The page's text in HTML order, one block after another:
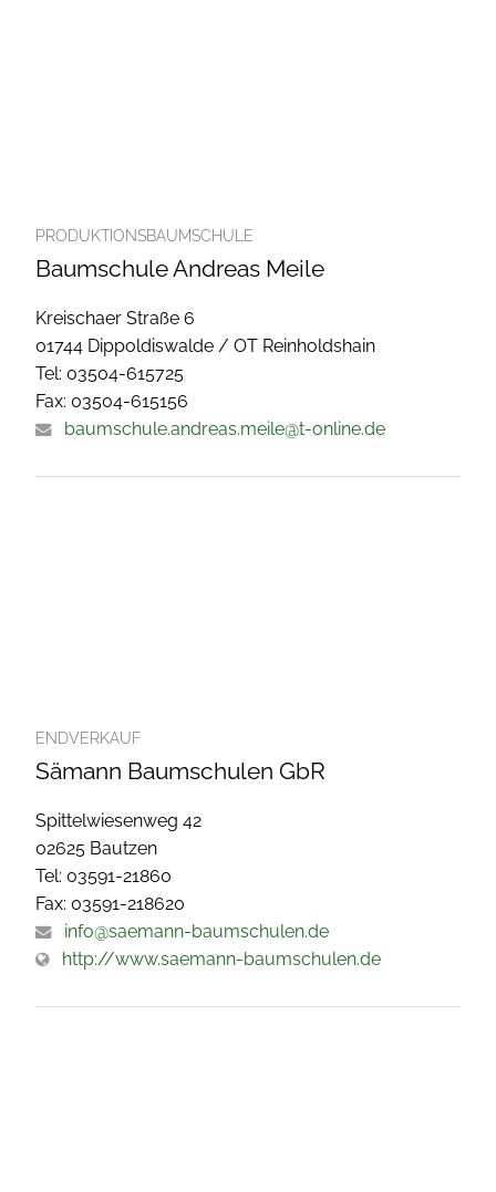
PRODUKTIONSBAUMSCHULE
Baumschule Andreas Meile
Kreischaer Straße 6
01744 Dippoldiswalde / OT Reinholdshain
Tel: 03504-615725
Fax: 03504-615156
baumschule.andreas.meile@t-online.de
ENDVERKAUF
Sämann Baumschulen GbR
Spittelwiesenweg 42
02625 Bautzen
Tel: 03591-21860
Fax: 03591-218620
info@saemann-baumschulen.de
http://www.saemann-baumschulen.de